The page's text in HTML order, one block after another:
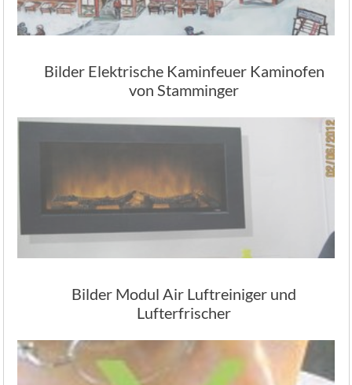
Bilder Elektrische Kaminfeuer Kaminofen
von Stamminger
Bilder Modul Air Luftreiniger und
Lufterfrischer